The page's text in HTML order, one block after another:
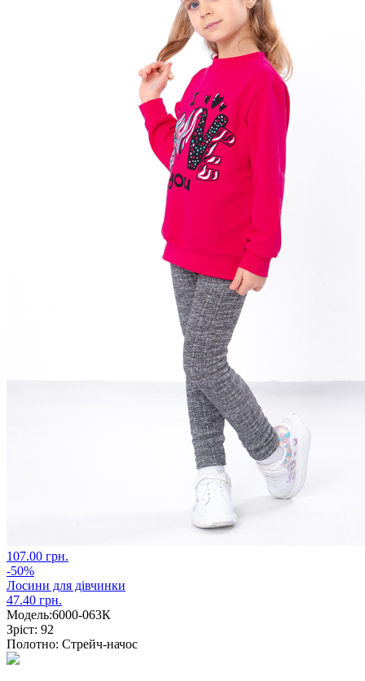
107.00 грн.
-50%
Лосини для дівчинки
47.40 грн.
Модель:6000-063К
Зріст: 92
Полотно: Стрейч-начос